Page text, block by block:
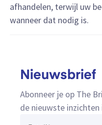
afhandelen, terwijl uw
wanneer dat nodig is.
Nieuwsbrief
Abonneer je op The
de nieuwste inzichten